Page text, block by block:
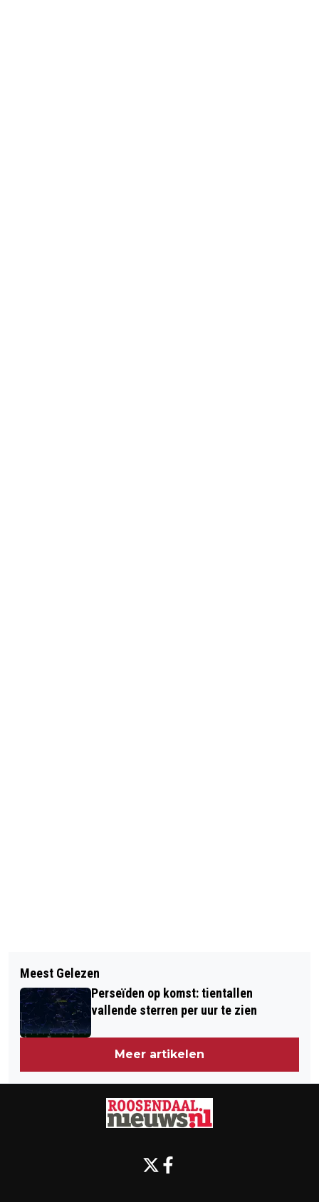
VRIENDENLOTERIJ STEUNT
BUURTSCHAP MARKT MET 5.000
EURO
ZACHT EN NAT BEGIN VAN
NOVEMBER, LATER IN DE MAAND
MINDER NAT
Meest Gelezen
Perseïden op komst: tientallen
vallende sterren per uur te zien
Meer artikelen